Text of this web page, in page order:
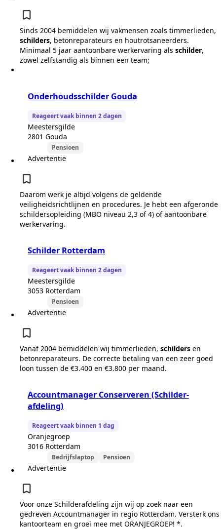
Sinds 2004 bemiddelen wij vakmensen zoals timmerlieden,
schilders, betonreparateurs en houtrotsaneerders.
Minimaal 5 jaar aantoonbare werkervaring als schilder,
zowel zelfstandig als binnen een team;
Onderhoudsschilder Gouda
Reageert vaak binnen 2 dagen
Meestersgilde
2801 Gouda
Pensioen
Advertentie
Daarom werk je altijd volgens de geldende
veiligheidsrichtlijnen en procedures. Je hebt een afgeronde
schildersopleiding (MBO niveau 2,3 of 4) of aantoonbare
werkervaring.
Schilder Rotterdam
Reageert vaak binnen 2 dagen
Meestersgilde
3053 Rotterdam
Pensioen
Advertentie
Vanaf 2004 bemiddelen wij timmerlieden, schilders en
betonreparateurs. De correcte betaling van een zeer goed
loon tussen de €3.400 en €3.800 per maand.
Accountmanager Conserveren (Schilder-
afdeling)
Reageert vaak binnen 1 dag
Oranjegroep
3016 Rotterdam
Bedrijfslaptop Pensioen
Advertentie
Voor onze Schilderafdeling zijn wij op zoek naar een
gedreven Accountmanager in regio Rotterdam. Versterk ons
kantoorteam en groei mee met ORANJEGROEP! *.